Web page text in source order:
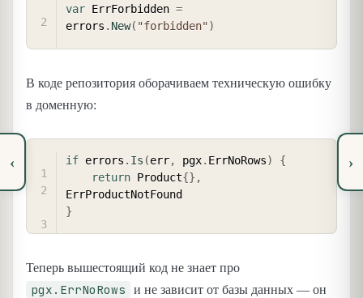
‹
var ErrForbidden =
errors . New( "forbidden")
В коде репозитория оборачиваем техническую ошибку
в доменную:
if errors . Is (err, pgx. ErrNoRows)
{
return Product{} ,
}
Теперь вышестоящий код не знает про
pgx.ErrNoRows
и не зависит от базы данных — он
›